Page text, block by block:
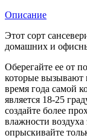
Описание
Этот сорт
домашних и
Оберегайте ее от
которые вызывают
время года самой
является 18-25
создайте более
влажности
опрыскивайте